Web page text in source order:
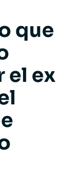
que
el ex